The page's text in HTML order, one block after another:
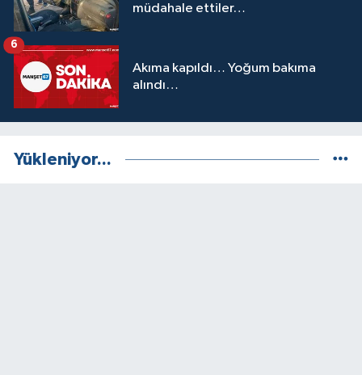
müdahale ettiler…
Akıma kapıldı… Yoğum bakıma
alındı…
6
Yükleniyor...